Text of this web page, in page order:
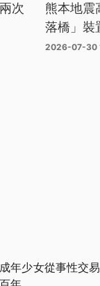
次
熊本地震
落橋」裝
2026-07-30
年少女從事性交